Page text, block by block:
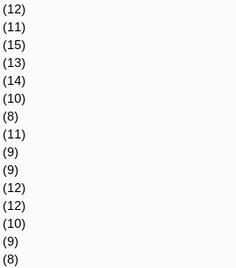
(12)
(11)
(15)
(13)
(14)
(10)
(8)
(11)
(9)
(9)
(12)
(12)
(10)
(9)
(8)